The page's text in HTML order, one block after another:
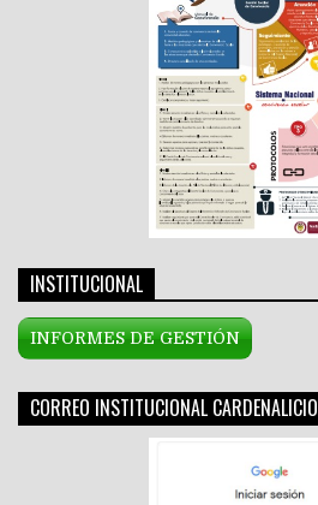
INSTITUCIONAL
INFORMES DE GESTIÓN
CORREO INSTITUCIONAL CARDENALICIO